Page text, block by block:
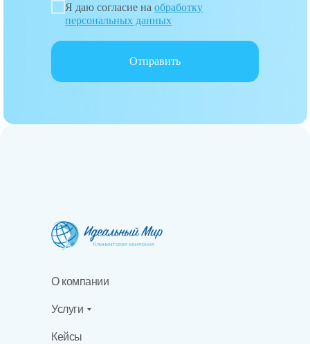
Я даю согласие на обработку
персональных данных
Отправить
Услуги
О компании
Кейсы